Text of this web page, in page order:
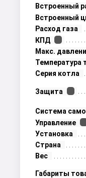
Встроенный
Встроенный
Расход газа
КПД
Макс.
Температура
Серия котла
Защита
Система
Управление
Установка
Страна
Вес
Габариты